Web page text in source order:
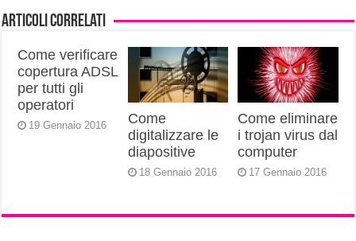
Articoli correlati
Come verificare
copertura ADSL
per tutti gli
operatori
19 Gennaio 2016
Come
digitalizzare le
diapositive
18 Gennaio 2016
Come eliminare
i trojan virus dal
computer
17 Gennaio 2016